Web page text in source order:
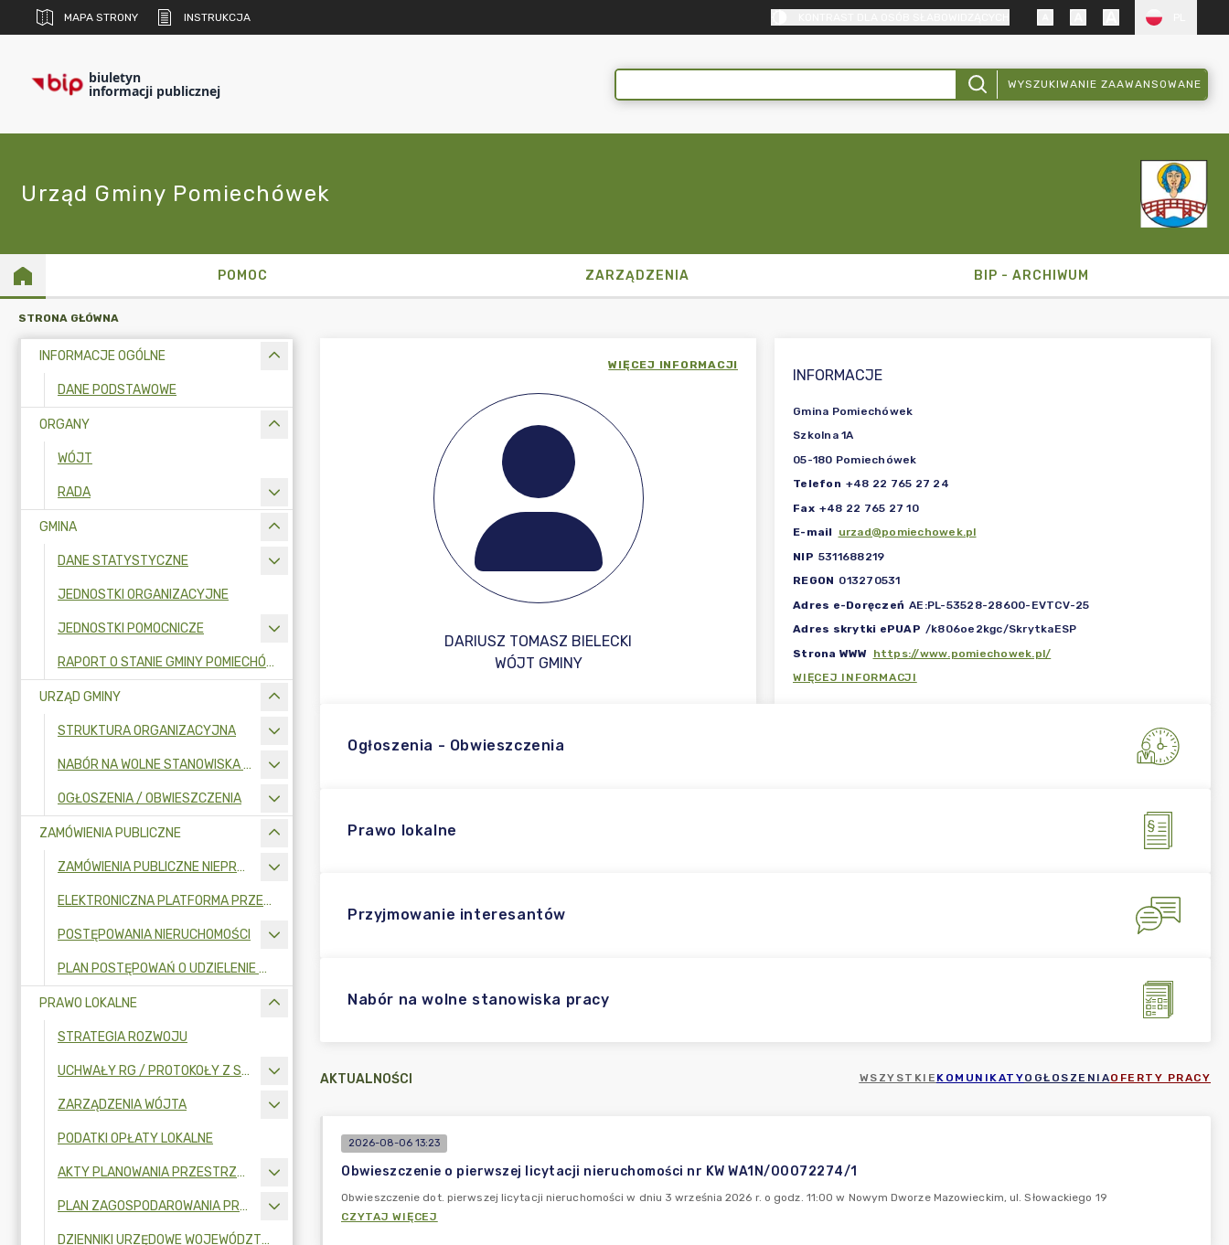
MAPA STRONY INSTRUKCJA
biuletyn
informacji publicznej WYSZUKIWANIE ZAAWANSOWANE
Urząd Gminy Pomiechówek
POMOC ZARZĄDZENIA BIP - ARCHIWUM
STRONA GŁÓWNA
INFORMACJE OGÓLNE
DANE PODSTAWOWE
ORGANY
WÓJT
RADA
GMINA
DANE STATYSTYCZNE
JEDNOSTKI ORGANIZACYJNE
JEDNOSTKI POMOCNICZE
RAPORT O STANIE GMINY POMIECHÓWEK
URZĄD GMINY
STRUKTURA ORGANIZACYJNA
NABÓR NA WOLNE STANOWISKA PRACY
OGŁOSZENIA / OBWIESZCZENIA
ZAMÓWIENIA PUBLICZNE
ZAMÓWIENIA PUBLICZNE NIEPRZEKRACZAJĄCE 130 TYS ZŁ.
ELEKTRONICZNA PLATFORMA PRZETARGOWA GMINY POMIECHÓWEK
POSTĘPOWANIA NIERUCHOMOŚCI
PLAN POSTĘPOWAŃ O UDZIELENIE ZAMÓWIEŃ PUBLICZNYCH
PRAWO LOKALNE
STRATEGIA ROZWOJU
UCHWAŁY RG / PROTOKOŁY Z SESJI RG
ZARZĄDZENIA WÓJTA
PODATKI OPŁATY LOKALNE
AKTY PLANOWANIA PRZESTRZENNEGO
PLAN ZAGOSPODAROWANIA PRZESTRZENNEGO
DZIENNIKI URZĘDOWE WOJEWÓDZTWA MAZOWIECKIEGO
DARIUSZ TOMASZ BIELECKI
WIĘCEJ INFORMACJI
WÓJT GMINY
INFORMACJE
Gmina Pomiechówek
Szkolna 1A
05-180 Pomiechówek
Telefon +48 22 765 27 24
Fax +48 22 765 27 10
E-mail
urzad@pomiechowek.pl
NIP 5311688219
REGON 013270531
Adres e-Doręczeń AE:PL-53528-28600-EVTCV-25
Adres skrytki ePUAP /k806oe2kgc/SkrytkaESP
Strona WWW https://www.pomiechowek.pl/
WIĘCEJ INFORMACJI
Ogłoszenia - Obwieszczenia
Prawo lokalne
Przyjmowanie interesantów
Nabór na wolne stanowiska pracy
AKTUALNOŚCI WSZYSTKIE KOMUNIKATYOGŁOSZENIAOFERTY PRACY
2026-08-06 13:23
Obwieszczenie o pierwszej licytacji nieruchomości nr KW WA1N/00072274/1
Obwieszczenie dot. pierwszej licytacji nieruchomości w dniu 3 września 2026 r. o godz. 11:00 w Nowym Dworze Mazowieckim, ul. Słowackiego 19
CZYTAJ WIĘCEJ